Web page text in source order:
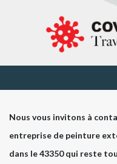
Nous vous invitons à
entreprise de peinture
dans le 43350 qui reste